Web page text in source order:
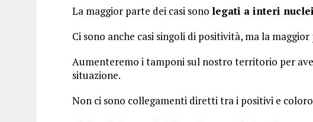
La maggior parte dei casi sono legati a interi
Ci sono anche casi singoli di positività, ma la
Aumenteremo i tamponi sul nostro territorio per
situazione.
Non ci sono collegamenti diretti tra i positivi e